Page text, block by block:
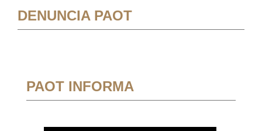
DENUNCIA PAOT
PAOT INFORMA